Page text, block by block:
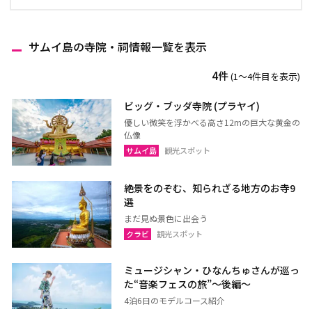
サムイ島の寺院・祠情報一覧を表示
4件(1〜4件目を表示)
ビッグ・ブッダ寺院 (プラヤイ)
優しい微笑を浮かべる高さ12mの巨大な黄金の
仏像
サムイ島 観光スポット
絶景をのぞむ、知られざる地方のお寺9
選
まだ見ぬ景色に出会う
クラビ 観光スポット
ミュージシャン・ひなんちゅさんが巡っ
た“音楽フェスの旅”〜後編〜
4泊6日のモデルコース紹介